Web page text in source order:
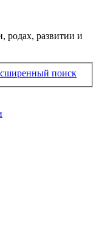
родах, развитии и
поиск